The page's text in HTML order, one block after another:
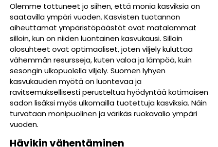
Olemme tottuneet jo siihen, että monia kasviksia on
saatavilla ympäri vuoden. Kasvisten tuotannon
aiheuttamat ympäristöpäästöt ovat matalammat
silloin, kun on niiden luontainen kasvukausi. Silloin
olosuhteet ovat optimaaliset, joten viljely kuluttaa
vähemmän resursseja, kuten valoa ja lämpöä, kuin
sesongin ulkopuolella viljely. Suomen lyhyen
kasvukauden myötä on luontevaa ja
ravitsemuksellisesti perusteltua hyödyntää kotimaisen
sadon lisäksi myös ulkomailla tuotettuja kasviksia. Näin
turvataan monipuolinen ja värikäs ruokavalio ympäri
vuoden.
Hävikin vähentäminen